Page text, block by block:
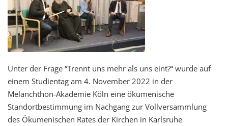
Unter der Frage “Trennt uns mehr als uns eint?“ wurde auf
einem Studientag am 4. November 2022 in der
Melanchthon-Akademie Köln eine ökumenische
Standortbestimmung im Nachgang zur Vollversammlung
des Ökumenischen Rates der Kirchen in Karlsruhe